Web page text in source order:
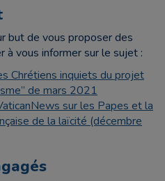
but de vous proposer des
à vous informer sur le sujet :
Chrétiens inquiets du projet
de mars 2021
sur les Papes et la
de la laïcité (décembre